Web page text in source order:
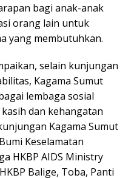
bagi anak-anak
orang lain untuk
yang membutuhkan.
selain kunjungan
Kagama Sumut
lembaga sosial
dan kehangatan
Kagama Sumut
Keselamatan
HKBP AIDS Ministry
Balige, Toba, Panti